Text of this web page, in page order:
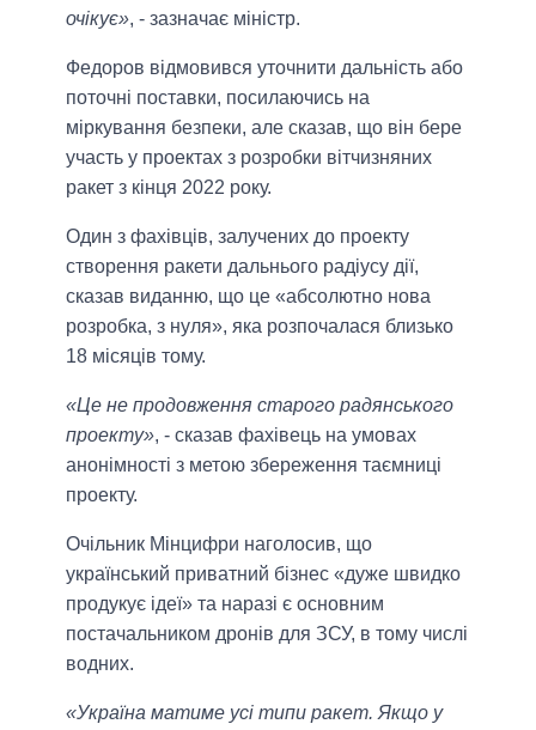
очікує», - зазначає міністр.
Федоров відмовився уточнити дальність або
поточні поставки, посилаючись на
міркування безпеки, але сказав, що він бере
участь у проектах з розробки вітчизняних
ракет з кінця 2022 року.
Один з фахівців, залучених до проекту
створення ракети дальнього радіусу дії,
сказав виданню, що це «абсолютно нова
розробка, з нуля», яка розпочалася близько
18 місяців тому.
«Це не продовження старого радянського
проекту», - сказав фахівець на умовах
анонімності з метою збереження таємниці
проекту.
Очільник Мінцифри наголосив, що
український приватний бізнес «дуже швидко
продукує ідеї» та наразі є основним
постачальником дронів для ЗСУ, в тому числі
водних.
«Україна матиме усі типи ракет. Якщо у